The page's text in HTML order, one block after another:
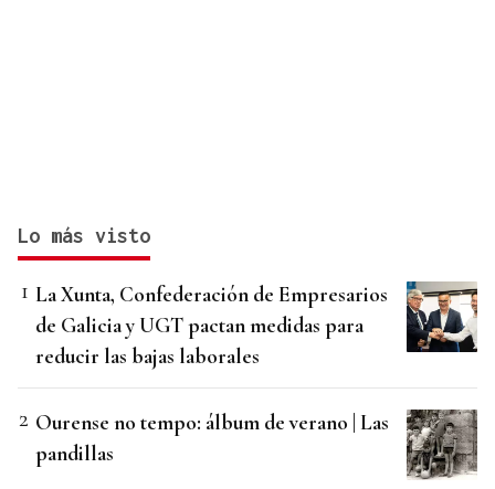
Lo más visto
La Xunta, Confederación de Empresarios
de Galicia y UGT pactan medidas para
reducir las bajas laborales
Ourense no tempo: álbum de verano | Las
pandillas